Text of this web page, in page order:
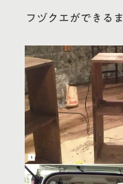
フヅクエができる